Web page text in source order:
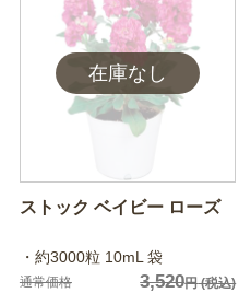
ストック ベイビー ローズ
・約3000粒 10mL 袋
通常価格 3,520円(税込)